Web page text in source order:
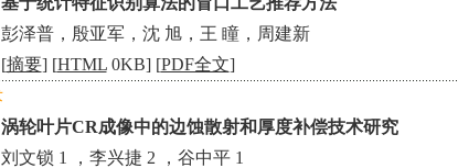
彭泽普，殷亚军，沈 旭，王 瞳，周建新
[摘要] [HTML0KB] [PDF全文]
涡轮叶片CR成像中的边蚀散射和厚度补偿技术研究
刘文锁 1 ，李兴捷 2 ，谷中平 1